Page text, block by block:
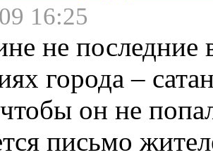
16:25
не последние
города –
он не
письмо